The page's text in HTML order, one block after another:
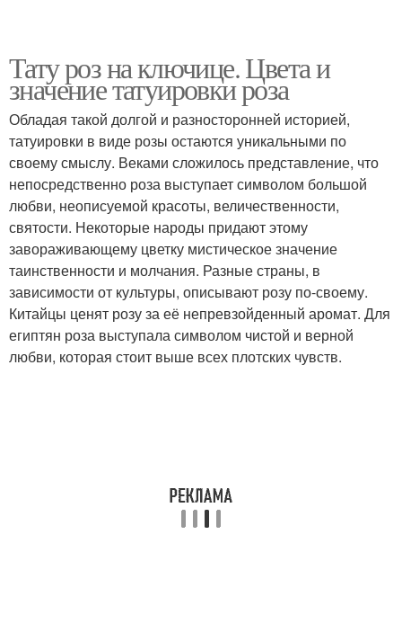
Тату роз на ключице. Цвета и
значение татуировки роза
Обладая такой долгой и разносторонней историей,
татуировки в виде розы остаются уникальными по
своему смыслу. Веками сложилось представление, что
непосредственно роза выступает символом большой
любви, неописуемой красоты, величественности,
святости. Некоторые народы придают этому
завораживающему цветку мистическое значение
таинственности и молчания. Разные страны, в
зависимости от культуры, описывают розу по-своему.
Китайцы ценят розу за её непревзойденный аромат. Для
египтян роза выступала символом чистой и верной
любви, которая стоит выше всех плотских чувств.